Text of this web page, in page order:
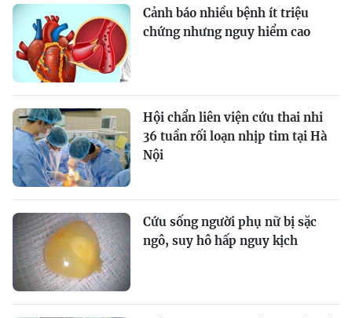
Cảnh báo nhiều bệnh ít triệu
chứng nhưng nguy hiểm cao
Hội chẩn liên viện cứu thai nhi
36 tuần rối loạn nhịp tim tại Hà
Nội
Cứu sống người phụ nữ bị sặc
ngô, suy hô hấp nguy kịch